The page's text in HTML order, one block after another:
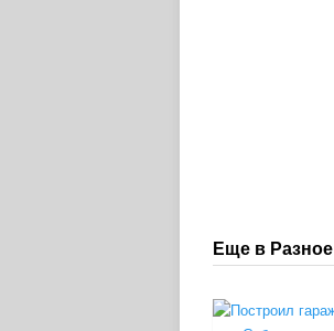
Еще в Разное